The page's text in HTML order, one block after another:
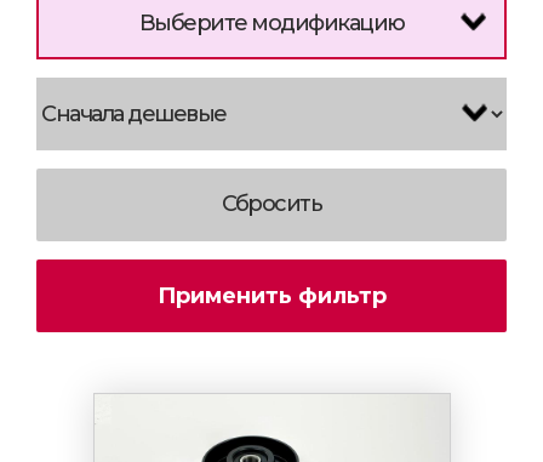
Выберите модификацию